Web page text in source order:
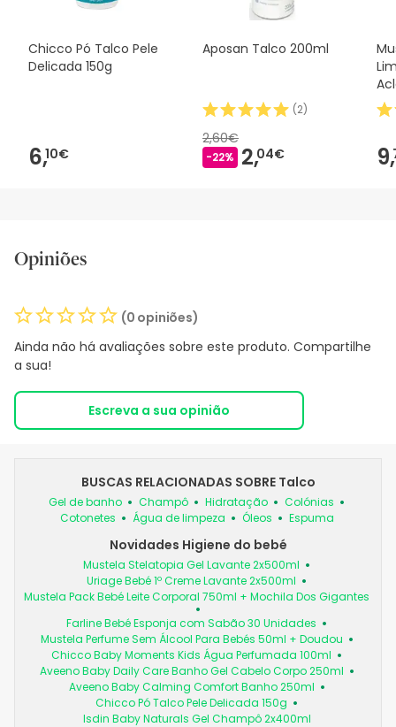
Chicco Pó Talco Pele
Delicada 150g
6,10€
Aposan Talco 200ml
(2)
2,60€
-22% 2,04€ 9,
Opiniões
(0 opiniões)
Ainda não há avaliações sobre este produto. Compartilhe
a sua!
Escreva a sua opinião
BUSCAS RELACIONADAS SOBRE Talco
Gel de banho Champô Hidratação
Colónias
Cotonetes
Água de limpeza Óleos Espuma
Novidades Higiene do bebé
Mustela Stelatopia Gel Lavante 2x500ml
Uriage Bebé 1º Creme Lavante 2x500ml
Mustela Pack Bebé Leite Corporal 750ml + Mochila Dos Gigantes
Farline Bebé Esponja com Sabão 30 Unidades
Mustela Perfume Sem Álcool Para Bebés 50ml + Doudou
Chicco Baby Moments Kids Água Perfumada 100ml
Aveeno Baby Daily Care Banho Gel Cabelo Corpo 250ml
Aveeno Baby Calming Comfort Banho 250ml
Chicco Pó Talco Pele Delicada 150g
Isdin Baby Naturals Gel Champô 2x400ml